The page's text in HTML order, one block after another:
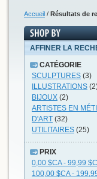
Accueil / Résultats de
AFFINER LA
CATÉGORIE
SCULPTURES (3)
ILLUSTRATIONS
BIJOUX (2)
ARTISTES EN
D'ART (32)
UTILITAIRES (25)
PRIX
0,00 $CA- 99,99
100,00 $CA-